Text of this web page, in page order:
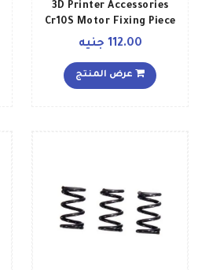
3D Printer Accessories
Cr10S Motor Fixing Piece
أسود
112.00 جنيه
عرض المنتج